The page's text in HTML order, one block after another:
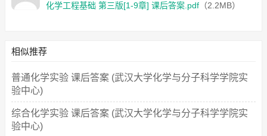
化学工程基础 第三版[1-9章] 课后答案.pdf （2.2MB）
相似推荐
普通化学实验 课后答案 (武汉大学化学与分子科学学院实
验中心)
综合化学实验 课后答案 (武汉大学化学与分子科学学院实
验中心)